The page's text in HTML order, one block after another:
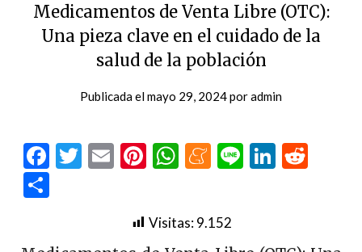
Medicamentos de Venta Libre (OTC):
Una pieza clave en el cuidado de la
salud de la población
Publicada elmayo 29, 2024poradmin
Facebook
Twitter
EmailPinterest
WhatsApp
Meneame
Line
Visitas:9.152